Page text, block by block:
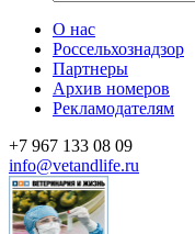
О нас
Россельхознадзор
Партнеры
Архив номеров
Рекламодателям
+7 967 133 08 09
info@vetandlife.ru